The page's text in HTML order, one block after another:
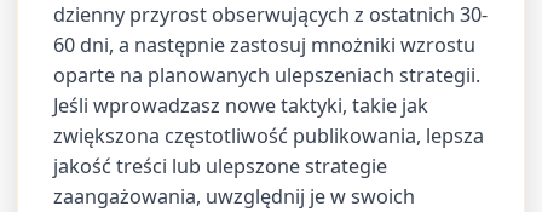
dzienny przyrost obserwujących z ostatnich 30-
60 dni, a następnie zastosuj mnożniki wzrostu
oparte na planowanych ulepszeniach strategii.
Jeśli wprowadzasz nowe taktyki, takie jak
zwiększona częstotliwość publikowania, lepsza
jakość treści lub ulepszone strategie
zaangażowania, uwzględnij je w swoich